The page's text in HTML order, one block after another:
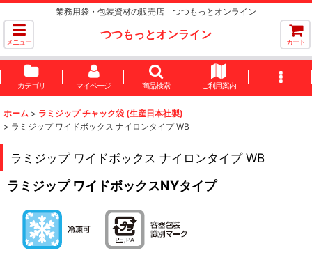
業務用袋・包装資材の販売店 つつもっとオンライン
メニュー
つつもっとオンライン
カート
カテゴリ マイページ 商品検索 ご利用案内
ホーム > ラミジップ チャック袋 (生産日本社製)
> ラミジップ ワイドボックス ナイロンタイプ WB
ラミジップ ワイドボックス ナイロンタイプ WB
ラミジップ ワイドボックスNYタイプ